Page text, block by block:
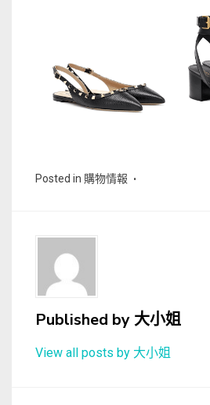
Posted in 購物情報
Published by大小姐
View all posts by 大小姐